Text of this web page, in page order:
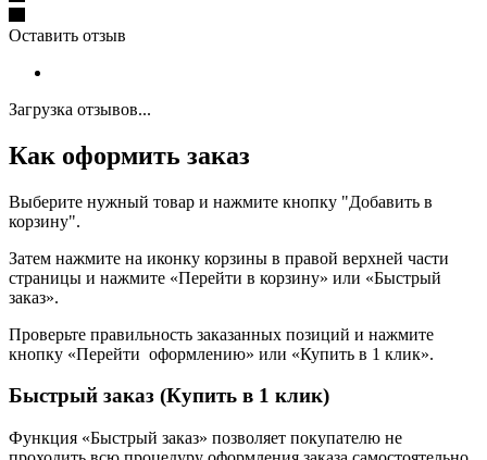
Оставить отзыв
Загрузка отзывов...
Как оформить заказ
Выберите нужный товар и нажмите кнопку "Добавить в
корзину".
Затем нажмите на иконку корзины в правой верхней части
страницы и нажмите «Перейти в корзину» или «Быстрый
заказ».
Проверьте правильность заказанных позиций и нажмите
кнопку «Перейти оформлению» или «Купить в 1 клик».
Быстрый заказ (Купить в 1 клик)
Функция «Быстрый заказ» позволяет покупателю не